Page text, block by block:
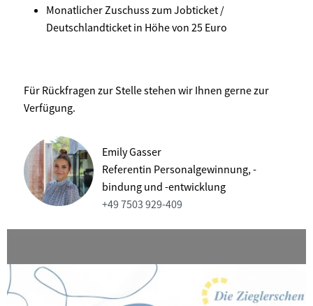
Monatlicher Zuschuss zum Jobticket /
Deutschlandticket in Höhe von 25 Euro
Für Rückfragen zur Stelle stehen wir Ihnen gerne zur
Verfügung.
Emily Gasser
Referentin Personalgewinnung, -
bindung und -entwicklung
+49 7503 929-409